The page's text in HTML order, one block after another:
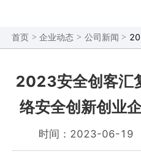
首页 > 企业动态 > 公司新闻 >
2023安全创客汇
络安全创新创业
时间：2023-06-19